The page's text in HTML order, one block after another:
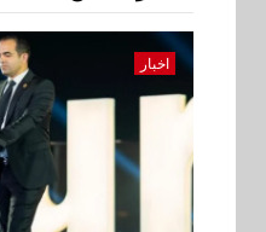
اخبار